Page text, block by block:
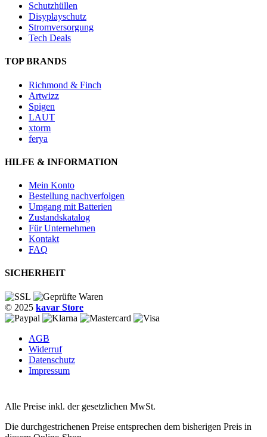
Schutzhüllen
Disyplayschutz
Stromversorgung
Tech Deals
TOP BRANDS
Richmond & Finch
Artwizz
Spigen
LAUT
xtorm
ferya
HILFE & INFORMATION
Mein Konto
Bestellung nachverfolgen
Umgang mit Batterien
Zustandskatalog
Für Unternehmen
Kontakt
FAQ
SICHERHEIT
© 2025 kavar Store
AGB
Widerruf
Datenschutz
Impressum
Alle Preise inkl. der gesetzlichen MwSt.
Die durchgestrichenen Preise entsprechen dem bisherigen Preis in